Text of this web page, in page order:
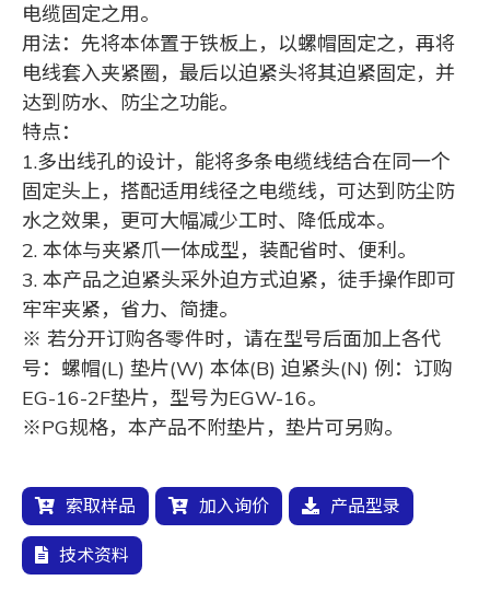
电缆固定之用。
用法：先将本体置于铁板上，以螺帽固定之，再将
电线套入夹紧圈，最后以迫紧头将其迫紧固定，并
达到防水、防尘之功能。
特点：
1.多出线孔的设计，能将多条电缆线结合在同一个
固定头上，搭配适用线径之电缆线，可达到防尘防
水之效果，更可大幅减少工时、降低成本。
2. 本体与夹紧爪一体成型，装配省时、便利。
3. 本产品之迫紧头采外迫方式迫紧，徒手操作即可
牢牢夹紧，省力、简捷。
※ 若分开订购各零件时，请在型号后面加上各代
号：螺帽(L) 垫片(W) 本体(B) 迫紧头(N) 例：订购
EG-16-2F垫片，型号为EGW-16。
※PG规格，本产品不附垫片，垫片可另购。
索取样品 加入询价 产品型录
技术资料